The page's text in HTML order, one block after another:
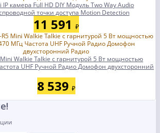
IP камера Full HD DIY Модуль Two Way Audio
точки доступа Motion Detection
11 591 ₽
Mini Walkie Talkie с гарнитурой 5 Вт мощностью
UHF Ручной Радио Домофон двухсторонний
8 539 ₽